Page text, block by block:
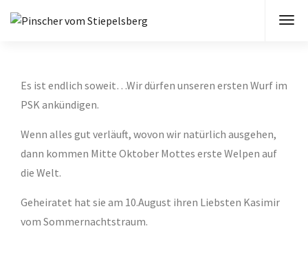
Es ist endlich soweit…Wir dürfen unseren ersten Wurf im
PSK ankündigen.
Wenn alles gut verläuft, wovon wir natürlich ausgehen,
dann kommen Mitte Oktober Mottes erste Welpen auf
die Welt.
Geheiratet hat sie am 10.August ihren Liebsten Kasimir
vom Sommernachtstraum.